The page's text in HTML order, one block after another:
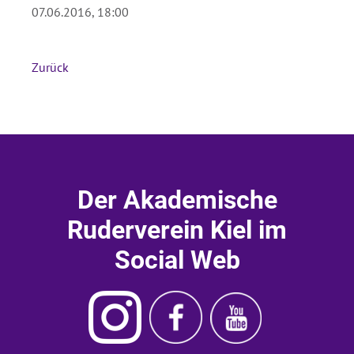
Absenden
07.06.2016, 18:00
Zurück
Der Akademische
Ruderverein Kiel im
Social Web
Instagram
Akademischer
Ruderverein
Ruderverein
Kiel
Facebook
Kiel
Youtube